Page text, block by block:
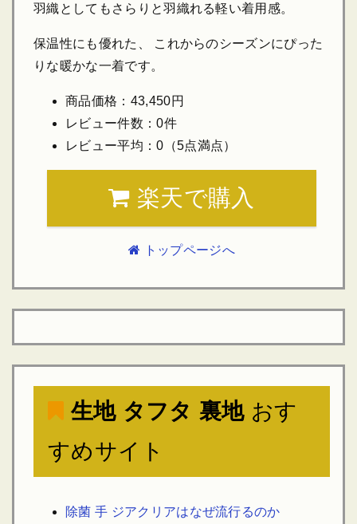
羽織としてもさらりと羽織れる軽い着用感。
保温性にも優れた、 これからのシーズンにぴった
りな暖かな一着です。
商品価格：43,450円
レビュー件数：0件
レビュー平均：0（5点満点）
楽天で購入
トップページへ
生地 タフタ 裏地おす
すめサイト
除菌 手 ジアクリアはなぜ流行るのか